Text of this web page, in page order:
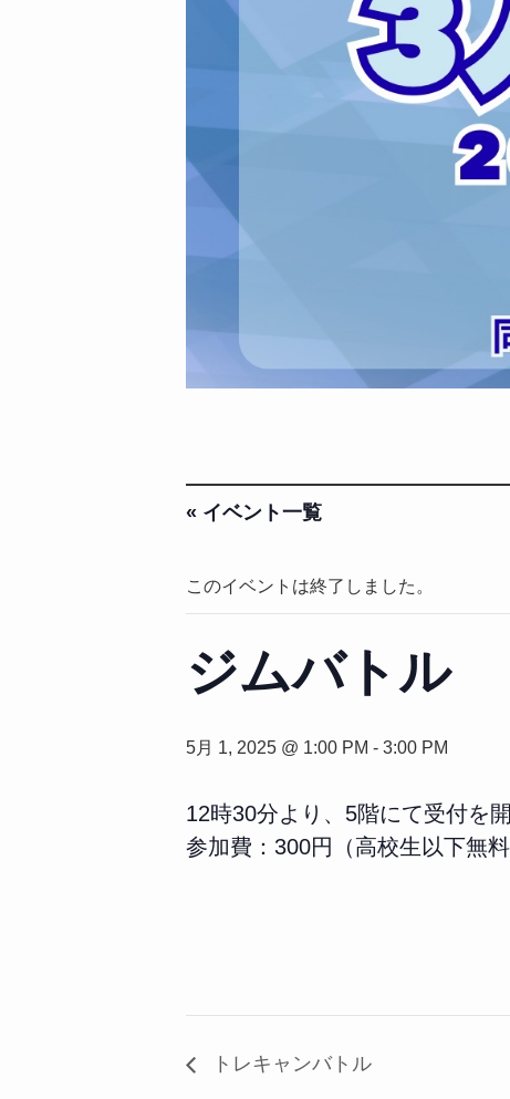
« イベント一覧
このイベントは終了しました。
ジムバトル
5月 1, 2025 @ 1:00 PM - 3:00 PM
12時30分より、5階にて受付を
参加費：300円（高校生以下無料
トレキャンバトル